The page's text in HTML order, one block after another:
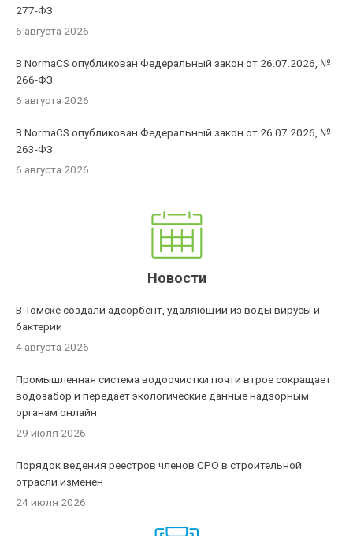
277-ФЗ
6 августа 2026
В NormaCS опубликован Федеральный закон от 26.07.2026, №
266-ФЗ
6 августа 2026
В NormaCS опубликован Федеральный закон от 26.07.2026, №
263-ФЗ
6 августа 2026
Новости
В Томске создали адсорбент, удаляющий из воды вирусы и
бактерии
4 августа 2026
Промышленная система водоочистки почти втрое сокращает
водозабор и передает экологические данные надзорным
органам онлайн
29 июля 2026
Порядок ведения реестров членов СРО в строительной
отрасли изменен
24 июля 2026